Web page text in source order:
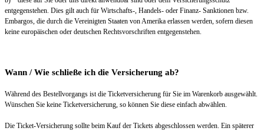
entgegenstehen. Dies gilt auch für Wirtschafts-, Handels- oder Finanz- Sanktionen bzw.
Embargos, die durch die Vereinigten Staaten von Amerika erlassen werden, sofern diesen
keine europäischen oder deutschen Rechtsvorschriften entgegenstehen.
Wann / Wie schließe ich die Versicherung ab?
Während des Bestellvorgangs ist die Ticketversicherung für Sie im Warenkorb ausgewählt.
Wünschen Sie keine Ticketversicherung, so können Sie diese einfach abwählen.
Die Ticket-Versicherung sollte beim Kauf der Tickets abgeschlossen werden. Ein späterer